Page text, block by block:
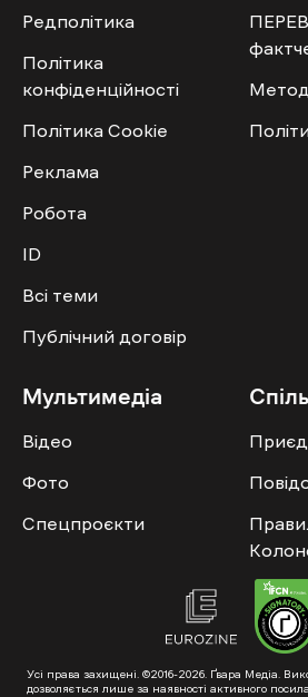
Редполітика
Політика
конфіденційності
Політика Cookie
Реклама
Робота
ID
Всі теми
Публічний договір
Мультимедіа
Відео
Фото
Спецпроєкти
Усі права захищені. ©2016-2026. Ґвара Медіа.
дозволяється лише за наявності активного